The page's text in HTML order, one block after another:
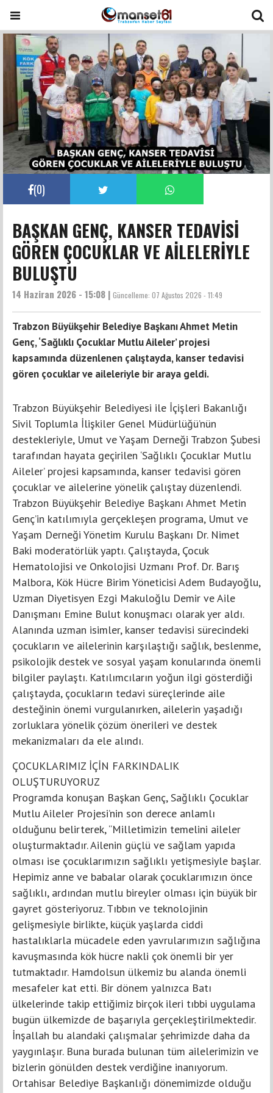
(0)
BAŞKAN GENÇ, KANSER TEDAVİSİ
GÖREN ÇOCUKLAR VE AİLELERİYLE
BULUŞTU
14 Haziran 2026 - 15:08 | Güncelleme: 07 Ağustos 2026 - 11:49
Trabzon Büyükşehir Belediye Başkanı Ahmet Metin
Genç, ‘Sağlıklı Çocuklar Mutlu Aileler’ projesi
kapsamında düzenlenen çalıştayda, kanser tedavisi
gören çocuklar ve aileleriyle bir araya geldi.
Trabzon Büyükşehir Belediyesi ile İçişleri Bakanlığı
Sivil Toplumla İlişkiler Genel Müdürlüğü’nün
destekleriyle, Umut ve Yaşam Derneği Trabzon Şubesi
tarafından hayata geçirilen ‘Sağlıklı Çocuklar Mutlu
Aileler’ projesi kapsamında, kanser tedavisi gören
çocuklar ve ailelerine yönelik çalıştay düzenlendi.
Trabzon Büyükşehir Belediye Başkanı Ahmet Metin
Genç’in katılımıyla gerçekleşen programa, Umut ve
Yaşam Derneği Yönetim Kurulu Başkanı Dr. Nimet
Baki moderatörlük yaptı. Çalıştayda, Çocuk
Hematolojisi ve Onkolojisi Uzmanı Prof. Dr. Barış
Malbora, Kök Hücre Birim Yöneticisi Adem Budayoğlu,
Uzman Diyetisyen Ezgi Makuloğlu Demir ve Aile
Danışmanı Emine Bulut konuşmacı olarak yer aldı.
Alanında uzman isimler, kanser tedavisi sürecindeki
çocukların ve ailelerinin karşılaştığı sağlık, beslenme,
psikolojik destek ve sosyal yaşam konularında önemli
bilgiler paylaştı. Katılımcıların yoğun ilgi gösterdiği
çalıştayda, çocukların tedavi süreçlerinde aile
desteğinin önemi vurgulanırken, ailelerin yaşadığı
zorluklara yönelik çözüm önerileri ve destek
mekanizmaları da ele alındı.
ÇOCUKLARIMIZ İÇİN FARKINDALIK
OLUŞTURUYORUZ
Programda konuşan Başkan Genç, Sağlıklı Çocuklar
Mutlu Aileler Projesi’nin son derece anlamlı
olduğunu belirterek, “Milletimizin temelini aileler
oluşturmaktadır. Ailenin güçlü ve sağlam yapıda
olması ise çocuklarımızın sağlıklı yetişmesiyle başlar.
Hepimiz anne ve babalar olarak çocuklarımızın önce
sağlıklı, ardından mutlu bireyler olması için büyük bir
gayret gösteriyoruz. Tıbbın ve teknolojinin
gelişmesiyle birlikte, küçük yaşlarda ciddi
hastalıklarla mücadele eden yavrularımızın sağlığına
kavuşmasında kök hücre nakli çok önemli bir yer
tutmaktadır. Hamdolsun ülkemiz bu alanda önemli
mesafeler kat etti. Bir dönem yalnızca Batı
ülkelerinde takip ettiğimiz birçok ileri tıbbi uygulama
bugün ülkemizde de başarıyla gerçekleştirilmektedir.
İnşallah bu alandaki çalışmalar şehrimizde daha da
yaygınlaşır. Buna burada bulunan tüm ailelerimizin ve
bizlerin gönülden destek verdiğine inanıyorum.
Ortahisar Belediye Başkanlığı dönemimizde olduğu